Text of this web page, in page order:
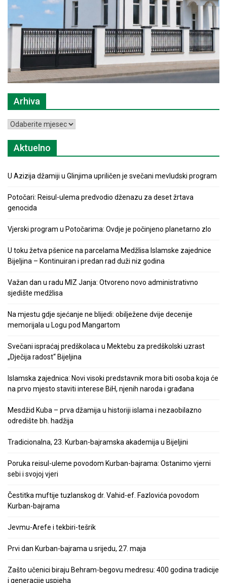
Arhiva
Arhiva
Aktuelno
U Azizija džamiji u Glinjima upriličen je svečani mevludski program
Potočari: Reisul-ulema predvodio dženazu za deset žrtava
genocida
Vjerski program u Potočarima: Ovdje je počinjeno planetarno zlo
U toku žetva pšenice na parcelama Medžlisa Islamske zajednice
Bijeljina – Kontinuiran i predan rad duži niz godina
Važan dan u radu MIZ Janja: Otvoreno novo administrativno
sjedište medžlisa
Na mjestu gdje sjećanje ne blijedi: obilježene dvije decenije
memorijala u Logu pod Mangartom
Svečani ispraćaj predškolaca u Mektebu za predškolski uzrast
„Dječija radost“ Bijeljina
Islamska zajednica: Novi visoki predstavnik mora biti osoba koja će
na prvo mjesto staviti interese BiH, njenih naroda i građana
Mesdžid Kuba – prva džamija u historiji islama i nezaobilazno
odredište bh. hadžija
Tradicionalna, 23. Kurban-bajramska akademija u Bijeljini
Poruka reisul-uleme povodom Kurban-bajrama: Ostanimo vjerni
sebi i svojoj vjeri
Čestitka muftije tuzlanskog dr. Vahid-ef. Fazlovića povodom
Kurban-bajrama
Jevmu-Arefe i tekbiri-tešrik
Prvi dan Kurban-bajrama u srijedu, 27. maja
Zašto učenici biraju Behram-begovu medresu: 400 godina tradicije
i generacije uspjeha